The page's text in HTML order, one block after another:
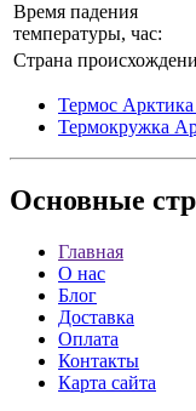
Время падения
температуры, час:
Страна
Термос
Термокружка
Основные
Главная
О нас
Блог
Доставка
Оплата
Контакты
Карта сайта